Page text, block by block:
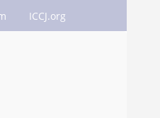
ICCJ.org